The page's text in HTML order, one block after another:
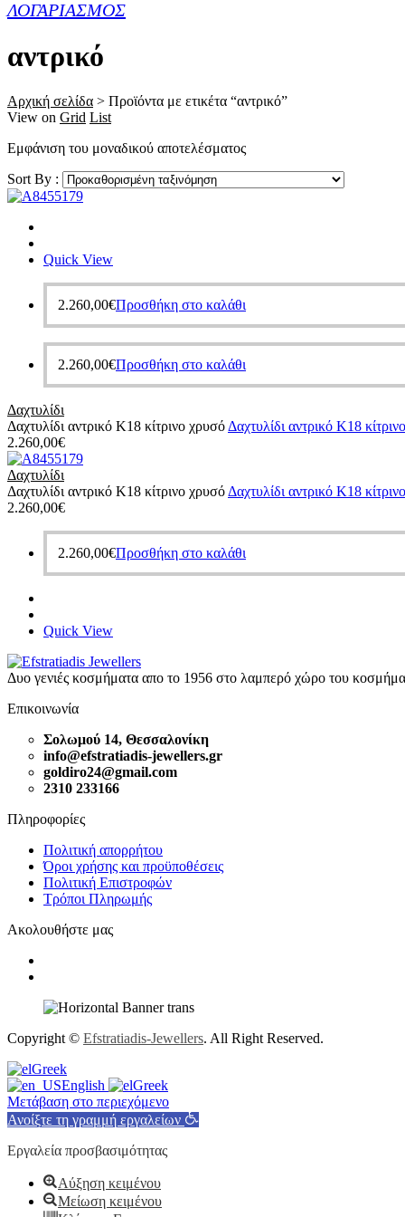
ΛΟΓΑΡΙΑΣΜΟΣ
αντρικό
Αρχική σελίδα > Προϊόντα με ετικέτα “αντρικό”
View on Grid List
Εμφάνιση του μοναδικού αποτελέσματος
Sort By :
Quick View
2.260,00€Προσθήκη στο καλάθι
2.260,00€Προσθήκη στο καλάθι
Δαχτυλίδι
Δαχτυλίδι αντρικό Κ18 κίτρινο χρυσό Δαχτυλίδι αντρικό Κ18
2.260,00€
Δαχτυλίδι
Δαχτυλίδι αντρικό Κ18 κίτρινο χρυσό Δαχτυλίδι αντρικό Κ18
2.260,00€
2.260,00€Προσθήκη στο καλάθι
Quick View
Δυο γενιές κοσμήματα απο το 1956 στο λαμπερό χώρο του
Επικοινωνία
Σολωμού 14, Θεσσαλονίκη
info@efstratiadis-jewellers.gr
goldiro24@gmail.com
2310 233166
Πληροφορίες
Πολιτική απορρήτου
Όροι χρήσης και προϋποθέσεις
Πολιτική Επιστροφών
Τρόποι Πληρωμής
Ακολουθήστε μας
Copyright © Efstratiadis-Jewellers. All Right Reserved.
Greek
English
Greek
Μετάβαση στο περιεχόμενο
Ανοίξτε τη γραμμή εργαλείων
Εργαλεία προσβασιμότητας
Αύξηση κειμένου
Μείωση κειμένου